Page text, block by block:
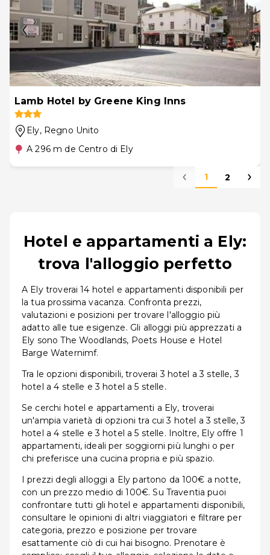
Lamb Hotel by Greene King Inns
Ely, Regno Unito
A 296 m de Centro di Ely
1 2
Hotel e appartamenti a Ely:
trova l'alloggio perfetto
A Ely troverai 14 hotel e appartamenti disponibili per
la tua prossima vacanza. Confronta prezzi,
valutazioni e posizioni per trovare l'alloggio più
adatto alle tue esigenze. Gli alloggi più apprezzati a
Ely sono The Woodlands, Poets House e Hotel
Barge Waternimf.
Tra le opzioni disponibili, troverai 3 hotel a 3 stelle, 3
hotel a 4 stelle e 3 hotel a 5 stelle.
Se cerchi hotel e appartamenti a Ely, troverai
un'ampia varietà di opzioni tra cui 3 hotel a 3 stelle, 3
hotel a 4 stelle e 3 hotel a 5 stelle. Inoltre, Ely offre 1
appartamenti, ideali per soggiorni più lunghi o per
chi preferisce una cucina propria e più spazio.
I prezzi degli alloggi a Ely partono da 100€ a notte,
con un prezzo medio di 100€. Su Traventia puoi
confrontare tutti gli hotel e appartamenti disponibili,
consultare le opinioni di altri viaggiatori e filtrare per
categoria, prezzo e posizione per trovare
esattamente ciò di cui hai bisogno. Prenotare è